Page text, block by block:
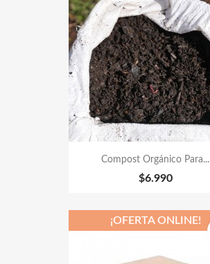
Compost Orgánico Para...
$6.990
¡OFERTA ONLINE!